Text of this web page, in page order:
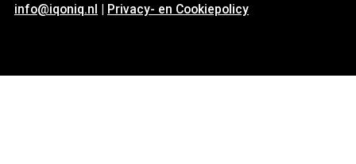
info@iqoniq.nl | Privacy- en Cookiepolicy